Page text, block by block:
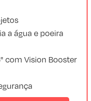
a água e poeira
com Vision Booster